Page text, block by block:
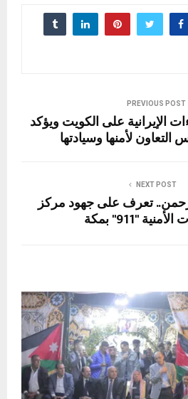
PREVIOUS POST
الإيرانية على الكويت ويؤكد
لأمنها وسيادتها
NEXT POST
تعرف على جهود مركز
"911" بمكة